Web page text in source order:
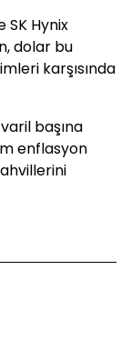
Hynix
dolar bu
karşısında
başına
enflasyon